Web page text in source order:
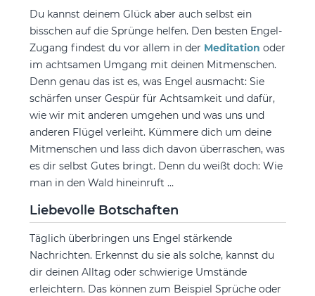
Du kannst deinem Glück aber auch selbst ein
bisschen auf die Sprünge helfen. Den besten Engel-
Zugang findest du vor allem in der Meditation oder
im achtsamen Umgang mit deinen Mitmenschen.
Denn genau das ist es, was Engel ausmacht: Sie
schärfen unser Gespür für Achtsamkeit und dafür,
wie wir mit anderen umgehen und was uns und
anderen Flügel verleiht. Kümmere dich um deine
Mitmenschen und lass dich davon überraschen, was
es dir selbst Gutes bringt. Denn du weißt doch: Wie
man in den Wald hineinruft …
Liebevolle Botschaften
Täglich überbringen uns Engel stärkende
Nachrichten. Erkennst du sie als solche, kannst du
dir deinen Alltag oder schwierige Umstände
erleichtern. Das können zum Beispiel Sprüche oder